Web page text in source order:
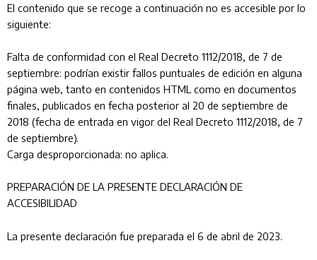
El contenido que se recoge a continuación no es accesible por lo
siguiente:
Falta de conformidad con el Real Decreto 1112/2018, de 7 de
septiembre: podrían existir fallos puntuales de edición en alguna
página web, tanto en contenidos HTML como en documentos
finales, publicados en fecha posterior al 20 de septiembre de
2018 (fecha de entrada en vigor del Real Decreto 1112/2018, de 7
de septiembre).
Carga desproporcionada: no aplica.
PREPARACIÓN DE LA PRESENTE DECLARACIÓN DE
ACCESIBILIDAD
La presente declaración fue preparada el 6 de abril de 2023.